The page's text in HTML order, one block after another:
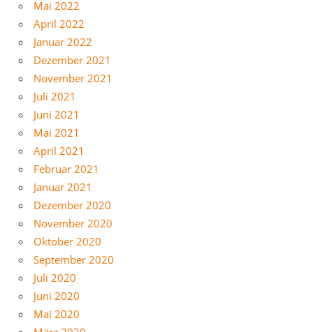
Mai 2022
April 2022
Januar 2022
Dezember 2021
November 2021
Juli 2021
Juni 2021
Mai 2021
April 2021
Februar 2021
Januar 2021
Dezember 2020
November 2020
Oktober 2020
September 2020
Juli 2020
Juni 2020
Mai 2020